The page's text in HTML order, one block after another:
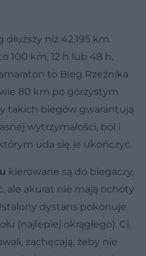
dłuższy niż 42,195 km.
100 km, 12 h lub 48 h.
to Bieg Rzeźnika
80 km po górzystym
takich biegów gwarantują
wytrzymałości, ból i
uda się je ukończyć.
kierowane są do biegaczy,
ale akurat nie mają ochoty
dystans pokonuje
(najlepiej okrągłego). Ci,
zachęcają, żeby nie